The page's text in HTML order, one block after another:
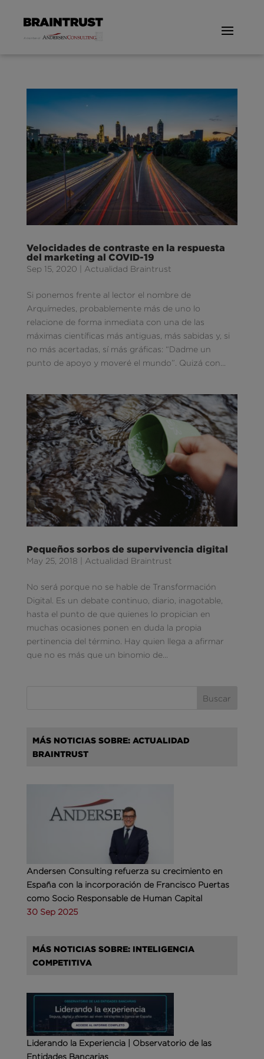
Velocidades de contraste en la respuesta
del marketing al COVID-19
Sep 15, 2020 Actualidad Braintrust
Si ponemos frente al lector el nombre de
Arquímedes, probablemente más de uno lo
relacione de forma inmediata con una de las
máximas científicas más antiguas, más sabidas y, si
no más acertadas, sí más gráficas: “Dadme un
punto de apoyo y moveré el mundo”. Quizá con...
Pequeños sorbos de supervivencia digital
May 25, 2018 Actualidad Braintrust
No será porque no se hable de Transformación
Digital. Es un debate continuo, diario, inagotable,
hasta el punto de que quienes lo propician en
muchas ocasiones ponen en duda la propia
pertinencia del término. Hay quien llega a afirmar
que no es más que un binomio de...
MÁS NOTICIAS SOBRE: ACTUALIDAD
BRAINTRUST
Andersen Consulting refuerza su crecimiento en
España con la incorporación de Francisco Puertas
como Socio Responsable de Human Capital
30 Sep 2025
MÁS NOTICIAS SOBRE: INTELIGENCIA
COMPETITIVA
Liderando la Experiencia | Observatorio de las
Entidades Bancarias